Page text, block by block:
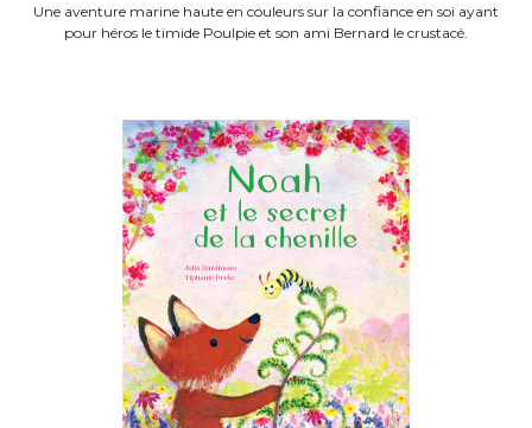
Une aventure marine haute en couleurs sur la confiance en soi ayant
pour héros le timide Poulpie et son ami Bernard le crustacé.